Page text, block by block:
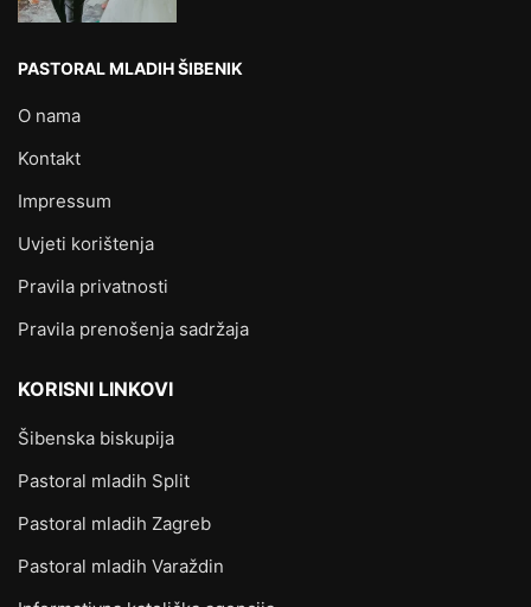
PASTORAL MLADIH ŠIBENIK
O nama
Kontakt
Impressum
Uvjeti korištenja
Pravila privatnosti
Pravila prenošenja sadržaja
KORISNI LINKOVI
Šibenska biskupija
Pastoral mladih Split
Pastoral mladih Zagreb
Pastoral mladih Varaždin